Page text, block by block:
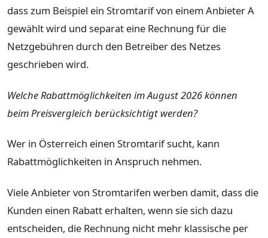
dass zum Beispiel ein Stromtarif von einem Anbieter A
gewählt wird und separat eine Rechnung für die
Netzgebühren durch den Betreiber des Netzes
geschrieben wird.
Welche Rabattmöglichkeiten im August 2026 können
beim Preisvergleich berücksichtigt werden?
Wer in Österreich einen Stromtarif sucht, kann
Rabattmöglichkeiten in Anspruch nehmen.
Viele Anbieter von Stromtarifen werben damit, dass die
Kunden einen Rabatt erhalten, wenn sie sich dazu
entscheiden, die Rechnung nicht mehr klassische per